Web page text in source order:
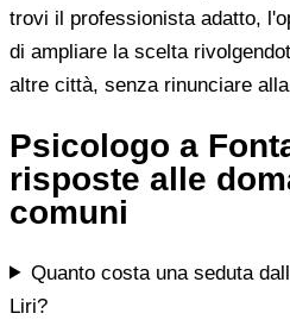
trovi il professionista adatto,
di ampliare la scelta
altre città, senza rinunciare
Psicologo a
risposte alle
comuni
Quanto costa una seduta
Liri?